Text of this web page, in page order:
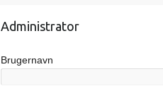
Administrator
Brugernavn